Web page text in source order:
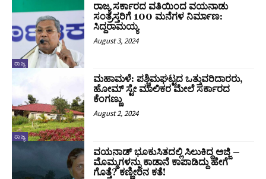
ರಾಜ್ಯ
ರಾಜ್ಯ ಸರ್ಕಾರದ ವತಿಯಿಂದ ವಯನಾಡು
ಸಂತ್ರಸ್ತರಿಗೆ 100 ಮನೆಗಳ ನಿರ್ಮಾಣ:
ಸಿದ್ದರಾಮಯ್ಯ
August 3, 2024
ರಾಜ್ಯ
ಮಹಾಮಳೆ: ಪಶ್ಚಿಮಘಟ್ಟದ ಒತ್ತುವರಿದಾರರು,
ಹೋಮ್ ಸ್ಟೇ ಮಾಲಿಕರ ಮೇಲೆ ಸರ್ಕಾರದ
ಕೆಂಗಣ್ಣು
August 2, 2024
ವಯನಾಡ್ ಭೂಕುಸಿತದಲ್ಲಿ ಸಿಲುಕಿದ್ದ ಅಜ್ಜಿ –
ಮೊಮ್ಮಗಳನ್ನು ಕಾಡಾನೆ ಕಾಪಾಡಿದ್ದು ಹೇಗೆ
ಗೊತ್ತೆ? ಕಣ್ಣೀರಿನ ಕತೆ!